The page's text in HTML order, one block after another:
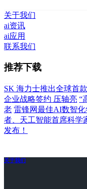
关于我们
ai资讯
ai应用
联系我们
推荐下载
SK 海力士推出全球首
企业战略签约 压轴亮 “
老 雷锋网最佳AI数智
者、天工智能首席科学
发布！
关于我们